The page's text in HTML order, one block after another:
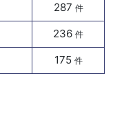
287 件
236 件
175 件